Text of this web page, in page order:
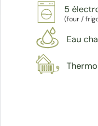
5
(four /
Eau